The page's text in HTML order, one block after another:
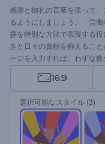
感謝と御礼の言葉を送って
るようにしましょう。「労
拶を特別な方法で表現する
さと日々の貢献を称えるこ
ージを入力すれば、わずな
の素晴らしい勤勉さに対す
さい。このテンプレートを
16:9
選択可能なスタイル (3)